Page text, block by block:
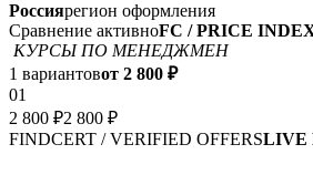
Россиярегион оформления
Сравнение активноFC / PRICE
КУРСЫ ПО МЕНЕДЖМЕН
1 вариантовот 2 800 ₽
01
2 800 ₽2 800 ₽
FINDCERT / VERIFIED OFFERSLIVE